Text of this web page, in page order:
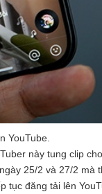
YouTube.
này tung clip
25/2 và 27/2 mà
tục đăng tải lên